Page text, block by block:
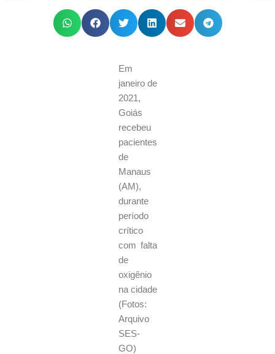
Em
janeiro de
2021,
Goiás
recebeu
pacientes
de
Manaus
(AM),
durante
período
crítico
com falta
de
oxigênio
na cidade
(Fotos:
Arquivo
SES-
GO)